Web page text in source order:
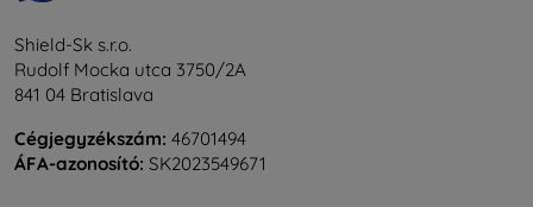
Shield-Sk s.r.o.
Rudolf Mocka utca 3750/2A
841 04 Bratislava
Cégjegyzékszám: 46701494
ÁFA-azonosító: SK2023549671